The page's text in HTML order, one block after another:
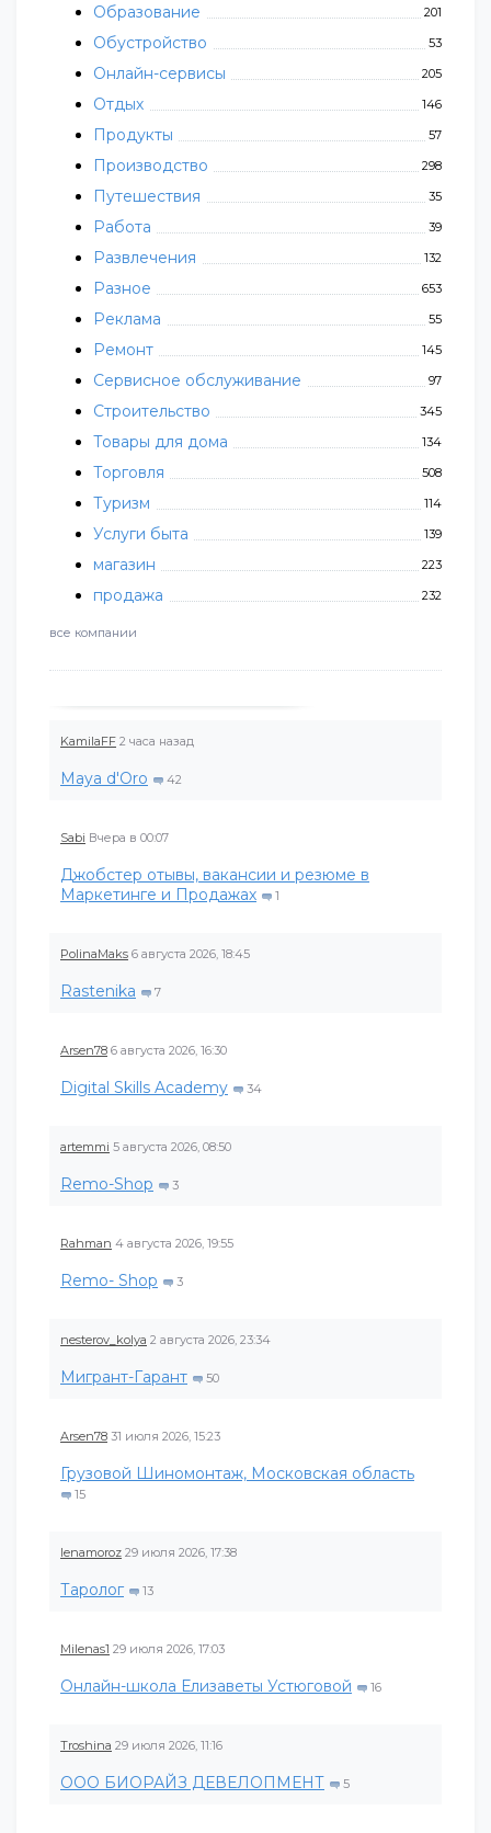
Образование 201
Обустройство 53
Онлайн-сервисы 205
Отдых 146
Продукты 57
Производство 298
Путешествия 35
Работа 39
Развлечения 132
Разное 653
Реклама 55
Ремонт 145
Сервисное обслуживание 97
Строительство 345
Товары для дома 134
Торговля 508
Туризм 114
Услуги быта 139
магазин 223
продажа 232
все компании
KamilaFF 2 часа назад
Maya d'Oro 42
Sabi Вчера в 00:07
Джобстер отывы, вакансии и резюме в
Маркетинге и Продажах
1
PolinaMaks 6 августа 2026, 18:45
Rastenika 7
Arsen78 6 августа 2026, 16:30
Digital Skills Academy 34
artemmi 5 августа 2026, 08:50
Remo-Shop 3
Rahman 4 августа 2026, 19:55
Remo- Shop 3
nesterov_kolya 2 августа 2026, 23:34
Мигрант-Гарант 50
Arsen78 31 июля 2026, 15:23
Грузовой Шиномонтаж, Московская область
15
lenamoroz 29 июля 2026, 17:38
Таролог 13
Milenas1 29 июля 2026, 17:03
Онлайн-школа Елизаветы Устюговой 16
Troshina 29 июля 2026, 11:16
ООО БИОРАЙЗ ДЕВЕЛОПМЕНТ 5